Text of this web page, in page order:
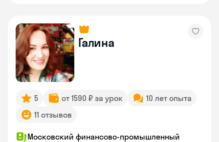
Галина
5 от 1590 ₽ за урок
10 лет опыта
11 отзывов
Московский финансово-промышленный